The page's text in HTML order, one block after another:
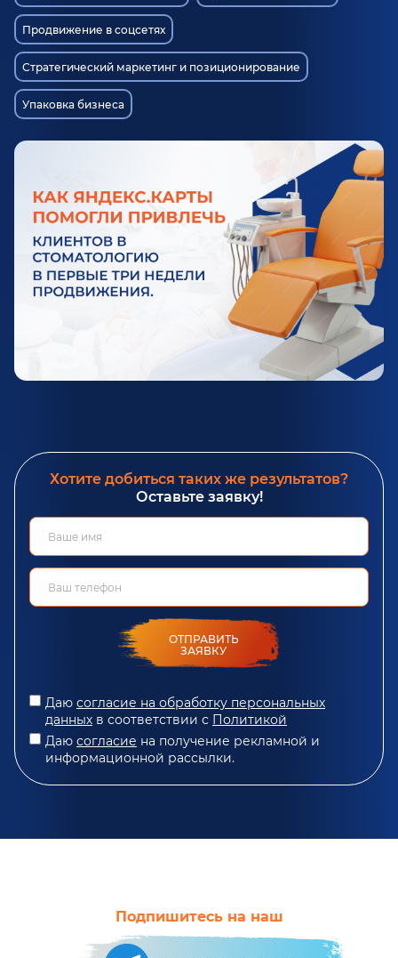
Продвижение в соцсетях
Стратегический маркетинг и позиционирование
Упаковка бизнеса
Хотите добиться таких же результатов?
Оставьте заявку!
ОТПРАВИТЬ
ЗАЯВКУ
Даю согласие на обработку персональных
данных в соответствии с Политикой
Даю согласие на получение рекламной и
информационной рассылки.
Подпишитесь на наш